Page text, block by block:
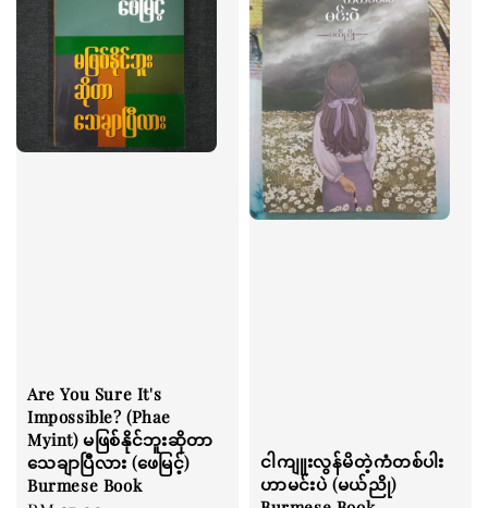
Are You Sure It's
Impossible? (Phae
Myint) မဖြစ်နိုင်ဘူးဆိုတာ
သေချာပြီလား (ဖေမြင့်)
Burmese Book
ငါကျူးလွန်မိတဲ့ကံတစ်ပါး
ဟာမင်းပဲ (မယ်ညို)